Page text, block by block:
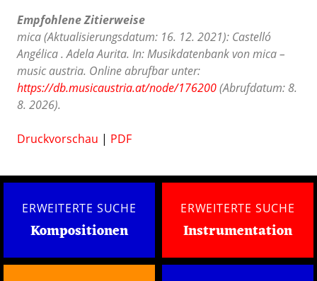
Empfohlene Zitierweise
mica (Aktualisierungsdatum: 16. 12. 2021): Castelló
Angélica . Adela Aurita. In: Musikdatenbank von mica –
music austria. Online abrufbar unter:
https://db.musicaustria.at/node/176200(Abrufdatum: 8.
8. 2026).
Druckvorschau | PDF
ERWEITERTE SUCHE
Kompositionen
ERWEITERTE SUCHE
Instrumentation